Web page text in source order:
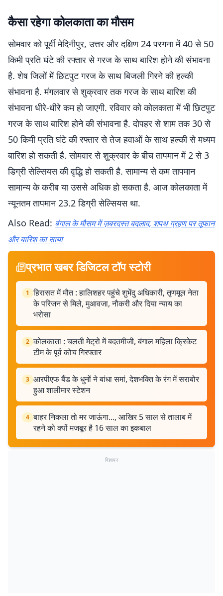
कैसा रहेगा कोलकाता का मौसम
सोमवार को पूर्वी मेदिनीपुर, उत्तर और दक्षिण 24 परगना में 40 से 50
किमी प्रति घंटे की रफ्तार से गरज के साथ बारिश होने की संभावना
है. शेष जिलों में छिटपुट गरज के साथ बिजली गिरने की हल्की
संभावना है. मंगलवार से शुक्रवार तक गरज के साथ बारिश की
संभावना धीरे-धीरे कम हो जाएगी. रविवार को कोलकाता में भी छिटपुट
गरज के साथ बारिश होने की संभावना है. दोपहर से शाम तक 30 से
50 किमी प्रति घंटे की रफ्तार से तेज हवाओं के साथ हल्की से मध्यम
बारिश हो सकती है. सोमवार से शुक्रवार के बीच तापमान में 2 से 3
डिग्री सेल्सियस की वृद्धि हो सकती है. सामान्य से कम तापमान
सामान्य के करीब या उससे अधिक हो सकता है. आज कोलकाता में
न्यूनतम तापमान 23.2 डिग्री सेल्सियस था.
Also Read: बंगाल के मौसम में ज़बरदस्त बदलाव, शपथ ग्रहण पर तूफान
और बारिश का साया
प्रभात खबर डिजिटल टॉप स्टोरी
1 हिरासत में मौत : हालिशहर पहुंचे शुभेंदु अधिकारी, तृणमूल नेता
के परिजन से मिले, मुआवजा, नौकरी और दिया न्याय का
भरोसा
2 कोलकाता : चलती मेट्रो में बदतमीजी, बंगाल महिला क्रिकेट
टीम के पूर्व कोच गिरफ्तार
3 आरपीएफ बैंड के धुनों ने बांधा समां, देशभक्ति के रंग में सराबोर
हुआ शालीमार स्टेशन
4 बाहर निकला तो मर जाऊंगा..., आखिर 5 साल से तालाब में
रहने को क्यों मजबूर है 16 साल का इकबाल
विज्ञापन